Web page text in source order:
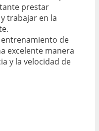
prestar
trabajar en la
de
excelente manera
y la velocidad de